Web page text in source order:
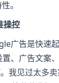
。
操控​
广告是快速
置、广告文案
我见过太多